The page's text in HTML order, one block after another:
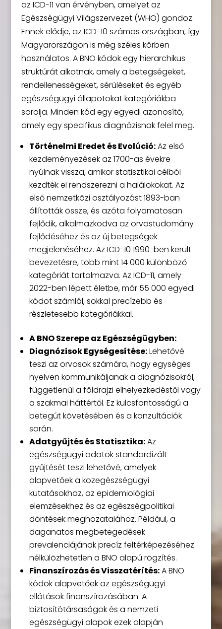
az ICD-11 van érvényben, amelyet az
Egészségügyi Világszervezet (WHO) gondoz.
Ennek elődje, az ICD-10 számos országban, így
Magyarországon is még széles körben
használatos. A BNO kódok egy hierarchikus
struktúrát alkotnak, amely a betegségeket,
rendellenességeket, sérüléseket és egyéb
egészségügyi állapotokat kategóriákba
sorolja. Minden kód egy egyedi azonosító,
amely egy specifikus diagnózisnak felel meg.
Történelmi Eredet és Evolúció:Az első
kezdeményezések az 1700-as évekre
nyúlnak vissza, amikor statisztikai célból
kezdték el rendszerezni a halálokokat. Az
első nemzetközi osztályozást 1893-ban
állították össze, és azóta folyamatosan
fejlődik, alkalmazkodva az orvostudomány
fejlődéséhez és az új betegségek
megjelenéséhez. Az ICD-10 1990-ben került
bevezetésre, több mint 14 000 különböző
kategóriát tartalmazva. Az ICD-11, amely
2022-ben lépett életbe, már 55 000 egyedi
kódot számlál, sokkal precízebb és
részletesebb kategóriákkal.
A BNO Szerepe az Egészségügyben:
Diagnózisok Egységesítése:Lehetővé
teszi az orvosok számára, hogy egységes
nyelven kommunikáljanak a diagnózisokról,
függetlenül a földrajzi elhelyezkedéstől vagy
a szakmai háttértől. Ez kulcsfontosságú a
betegút követésében és a konzultációk
során.
Adatgyűjtés és Statisztika:Az
egészségügyi adatok standardizált
gyűjtését teszi lehetővé, amelyek
alapvetőek a közegészségügyi
kutatásokhoz, az epidemiológiai
elemzésekhez és az egészségpolitikai
döntések meghozatalához. Például, a
daganatos megbetegedések
prevalenciájának precíz feltérképezéséhez
nélkülözhetetlen a BNO alapú rögzítés.
Finanszírozás és Visszatérítés:A BNO
kódok alapvetőek az egészségügyi
ellátások finanszírozásában. A
biztosítótársaságok és a nemzeti
egészségügyi alapok ezek alapján